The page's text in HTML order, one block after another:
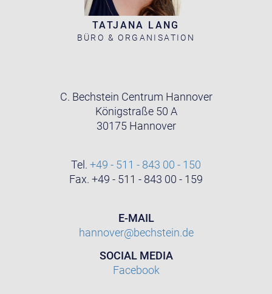
TATJANA LANG
BÜRO & ORGANISATION
C. Bechstein Centrum Hannover
Königstraße 50 A
30175 Hannover
Tel. +49 - 511 - 843 00 - 150
Fax. +49 - 511 - 843 00 - 159
E-MAIL
hannover@bechstein.de
SOCIAL MEDIA
Facebook